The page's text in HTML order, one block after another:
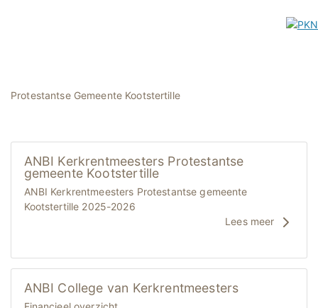
Protestantse Gemeente Kootstertille
ANBI Kerkrentmeesters Protestantse
gemeente Kootstertille
ANBI Kerkrentmeesters Protestantse gemeente
Kootstertille 2025-2026
Lees meer
ANBI College van Kerkrentmeesters